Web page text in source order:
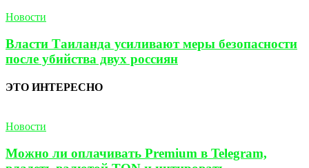
Новости
Власти Таиланда усиливают меры безопасности
после убийства двух россиян
ЭТО ИНТЕРЕСНО
Новости
Можно ли оплачивать Premium в Telegram,